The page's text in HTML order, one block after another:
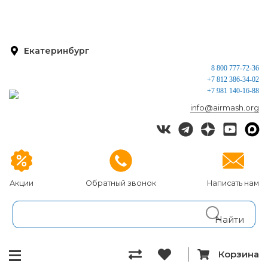
Екатеринбург
Акции Обратный звонок Написать нам
8 800 777-72-36
+7 812 386-34-02
+7 981 140-16-88
info@airmash.org
Корзина